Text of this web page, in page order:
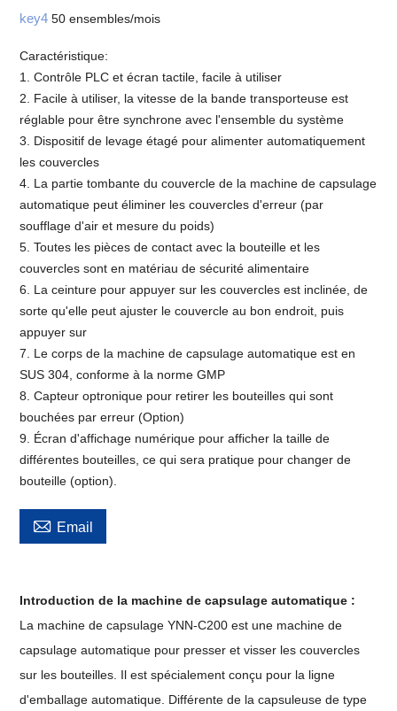
key450 ensembles/mois
Caractéristique:
1. Contrôle PLC et écran tactile, facile à utiliser
2. Facile à utiliser, la vitesse de la bande transporteuse est
réglable pour être synchrone avec l'ensemble du système
3. Dispositif de levage étagé pour alimenter automatiquement
les couvercles
4. La partie tombante du couvercle de la machine de capsulage
automatique peut éliminer les couvercles d'erreur (par
soufflage d'air et mesure du poids)
5. Toutes les pièces de contact avec la bouteille et les
couvercles sont en matériau de sécurité alimentaire
6. La ceinture pour appuyer sur les couvercles est inclinée, de
sorte qu'elle peut ajuster le couvercle au bon endroit, puis
appuyer sur
7. Le corps de la machine de capsulage automatique est en
SUS 304, conforme à la norme GMP
8. Capteur optronique pour retirer les bouteilles qui sont
bouchées par erreur (Option)
9. Écran d'affichage numérique pour afficher la taille de
différentes bouteilles, ce qui sera pratique pour changer de
bouteille (option).
 Email
Introduction de la machine de capsulage automatique :
La machine de capsulage YNN-C200 est une machine de
capsulage automatique pour presser et visser les couvercles
sur les bouteilles. Il est spécialement conçu pour la ligne
d'emballage automatique. Différente de la capsuleuse de type